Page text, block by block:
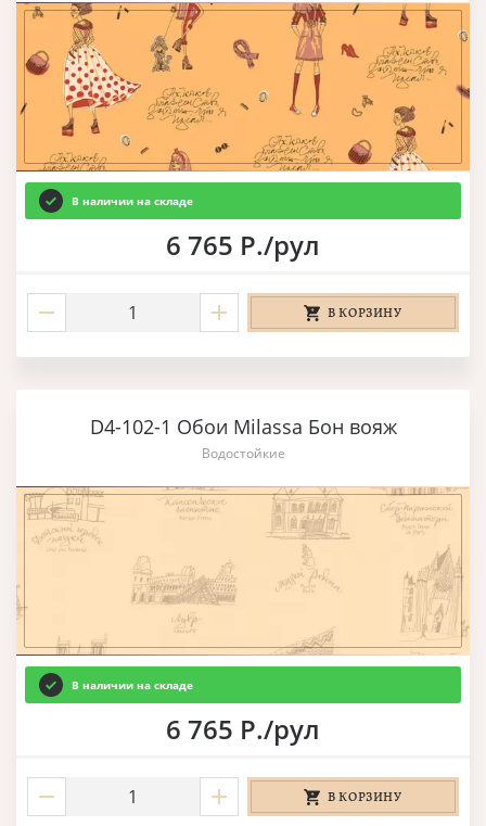
В наличии на складе
6 765 Р./рул
В КОРЗИНУ
D4-102-1 Обои Milassa Бон вояж
Водостойкие
В наличии на складе
6 765 Р./рул
В КОРЗИНУ